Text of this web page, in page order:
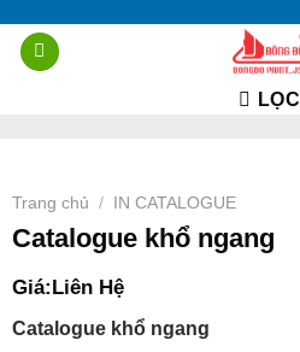
đến
LỌC
Trang chủ / IN CATALOGUE
Catalogue khổ ngang
Giá:Liên Hệ
Catalogue khổ ngang